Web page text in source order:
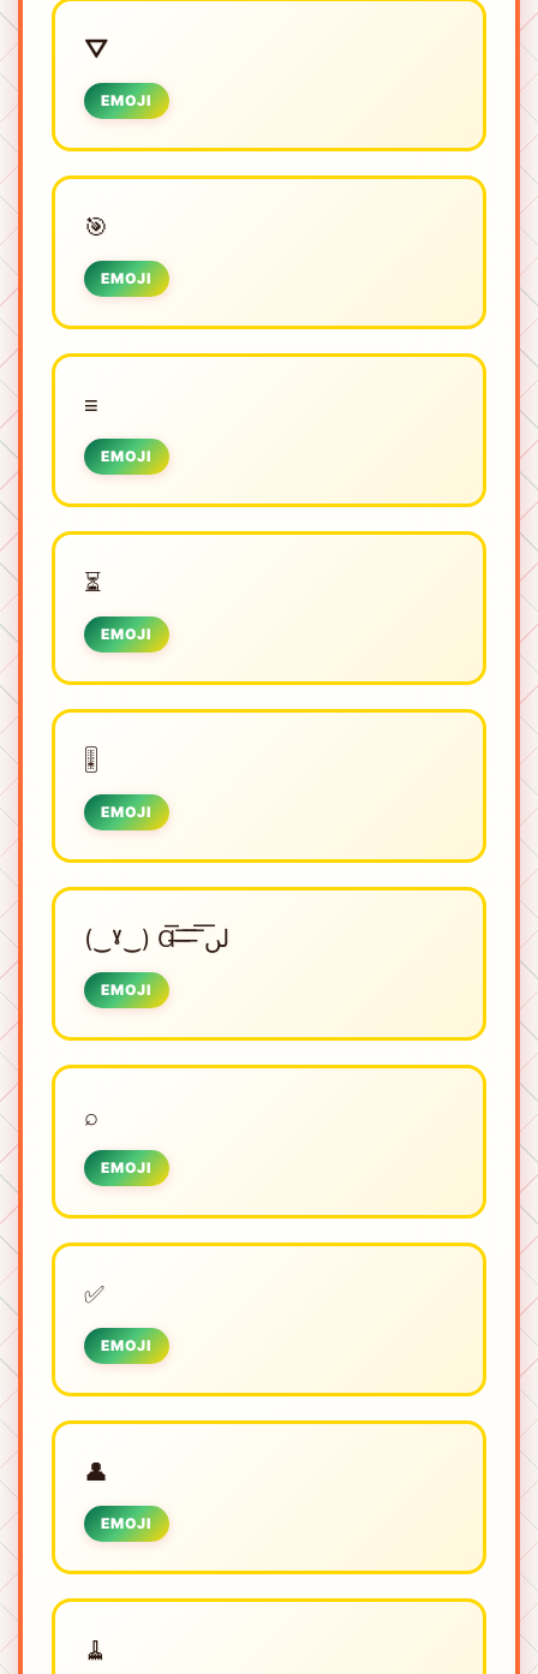
⛛
EMOJI
🎯
EMOJI
≡
EMOJI
⏳
EMOJI
🎚️
EMOJI
(‿ˠ‿) Ɑ͞ ̶͞ ̶͞ ̶͞ لں͞
EMOJI
⌕
EMOJI
✅
EMOJI
👤
EMOJI
🧹